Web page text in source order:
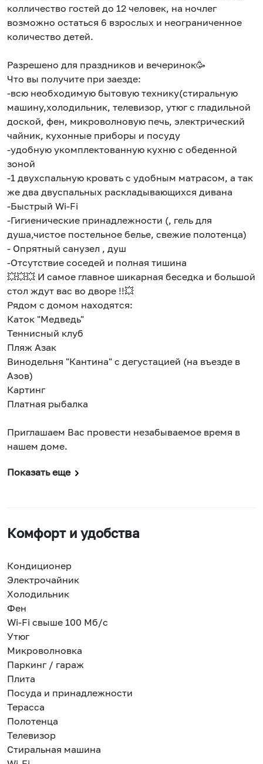
колличество гостей до 12 человек, на ночлег
возможно остаться 6 взрослых и неограниченное
количество детей.
Разрешено для праздников и вечеринок🥳
Что вы получите при заезде:
-всю необходимую бытовую технику(стиральную
машину,холодильник, телевизор, утюг с гладильной
доской, фен, микроволновую печь, электрический
чайник, кухонные приборы и посуду
-удобную укомплектованную кухню с обеденной
зоной
-1 двухспальную кровать с удобным матрасом, а так
же два двуспальных раскладывающихся дивана
-Быстрый Wi-Fi
-Гигиенические принадлежности (, гель для
душа,чистое постельное белье, свежие полотенца)
- Опрятный санузел , душ
-Отсутствие соседей и полная тишина
💥💥💥 И самое главное шикарная беседка и большой
стол ждут вас во дворе !!💥
Рядом с домом находятся:
Каток "Медведь"
Теннисный клуб
Пляж Азак
Винодельня "Кантина" с дегустацией (на въезде в
Азов)
Картинг
Платная рыбалка
Приглашаем Вас провести незабываемое время в
нашем доме.
Показать еще
Комфорт и удобства
Кондиционер
Электрочайник
Холодильник
Фен
Wi-Fi свыше 100 Мб/с
Утюг
Микроволновка
Паркинг / гараж
Плита
Посуда и принадлежности
Терасса
Полотенца
Телевизор
Стиральная машина